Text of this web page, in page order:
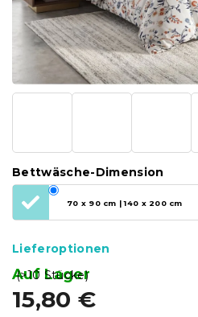
15,80 €
Auf Lager
(>10 Stücke)
Bettwäsche-Dimension
70 x 90 cm | 140 x 200 cm
Lieferoptionen